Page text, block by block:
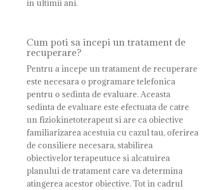
in ultimii ani.
Cum poti sa incepi un tratament de
recuperare?
Pentru a incepe un tratament de recuperare
este necesara o programare telefonica
pentru o sedinta de evaluare. Aceasta
sedinta de evaluare este efectuata de catre
un fiziokinetoterapeut si are ca obiective
familiarizarea acestuia cu cazul tau, oferirea
de consiliere necesara, stabilirea
obiectivelor terapeutuce si alcatuirea
planului de tratament care va determina
atingerea acestor obiective. Tot in cadrul